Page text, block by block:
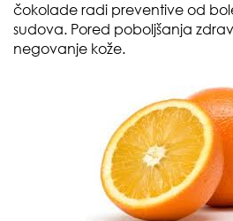
čokolade radi preventive od
sudova. Pored poboljšanja
negovanje kože.